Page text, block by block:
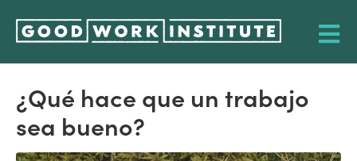
¿Qué hace que un trabajo
sea bueno?